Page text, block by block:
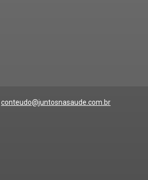
conteudo@juntosnasaude.com.br